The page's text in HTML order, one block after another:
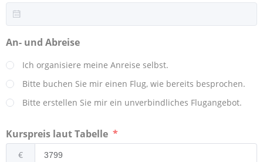
An- und Abreise
Ich organisiere meine Anreise selbst.
Bitte buchen Sie mir einen Flug, wie bereits besprochen.
Bitte erstellen Sie mir ein unverbindliches Flugangebot.
Kurspreis laut Tabelle
€